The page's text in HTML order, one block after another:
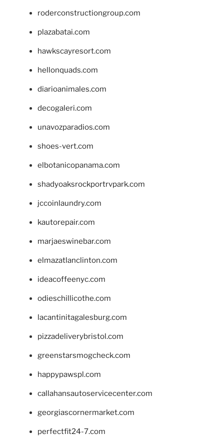
roderconstructiongroup.com
plazabatai.com
hawkscayresort.com
hellonquads.com
diarioanimales.com
decogaleri.com
unavozparadios.com
shoes-vert.com
elbotanicopanama.com
shadyoaksrockportrvpark.com
jccoinlaundry.com
kautorepair.com
marjaeswinebar.com
elmazatlanclinton.com
ideacoffeenyc.com
odieschillicothe.com
lacantinitagalesburg.com
pizzadeliverybristol.com
greenstarsmogcheck.com
happypawspl.com
callahansautoservicecenter.com
georgiascornermarket.com
perfectfit24-7.com